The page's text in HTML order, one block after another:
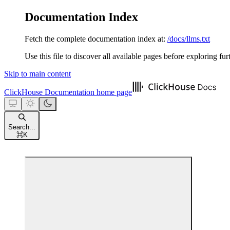
Documentation Index
Fetch the complete documentation index at: /docs/llms.txt
Use this file to discover all available pages before exploring
Skip to main content
ClickHouse Documentation home page
Search...
⌘K